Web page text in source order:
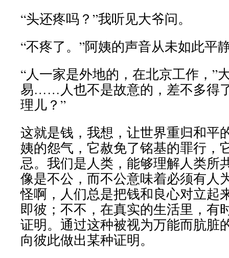
“头还疼吗？”我听见大爷问。
“不疼了。”阿姨的声音从未如此平
“人一家是外地的，在北京工作，”
易……人也不是故意的，差不多得
理儿？”
这就是钱，我想，让世界重归和平
姨的怨气，它赦免了铭基的罪行，
忌。我们是人类，能够理解人类所
像是不公，而不公意味着必须有人
怪啊，人们总是把钱和良心对立起
即彼；不不，在真实的生活里，有
证明。通过这种被视为万能而肮脏
向彼此做出某种证明。